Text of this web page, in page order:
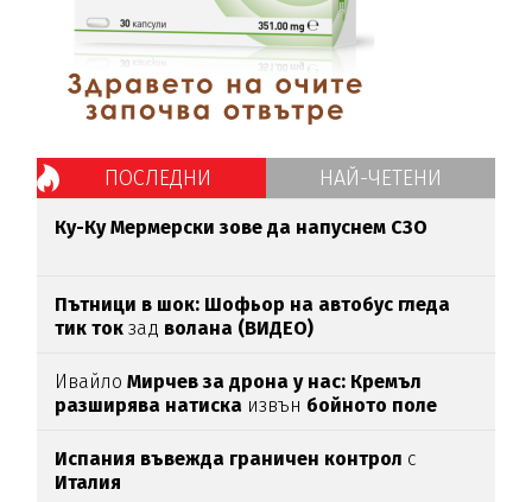
ПОСЛЕДНИ НАЙ-ЧЕТЕНИ
Ку-Ку Мермерски зове да напуснем СЗО
Пътници в шок: Шофьор на автобус гледа
тик ток зад волана (ВИДЕО)
ИвайлоМирчев за дрона у нас: Кремъл
разширява натиска извън бойното поле
Испания въвежда граничен контрол с
Италия